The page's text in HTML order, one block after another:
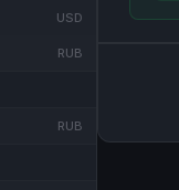
USD
RUB
RUB